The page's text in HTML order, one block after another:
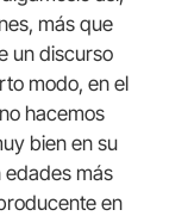
más que
un discurso
modo, en el
hacemos
bien en su
edades más
en